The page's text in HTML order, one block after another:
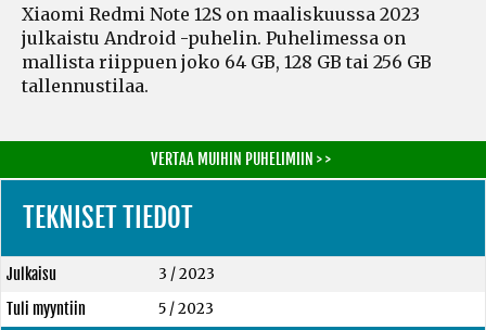
Xiaomi Redmi Note 12S on maaliskuussa 2023
julkaistu Android -puhelin. Puhelimessa on
mallista riippuen joko 64 GB, 128 GB tai 256 GB
tallennustilaa.
VERTAA MUIHIN PUHELIMIIN > >
TEKNISET TIEDOT
Julkaisu
3 / 2023
Tuli myyntiin
5 / 2023